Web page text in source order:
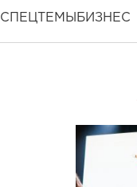
СПЕЦТЕМЫ БИЗНЕС